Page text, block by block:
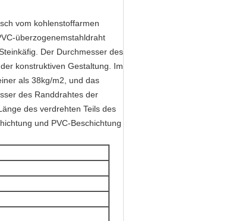
vom kohlenstoffarmen
überzogenemstahldraht
Der Durchmesser des
konstruktiven Gestaltung. Im
als 38kg/m2, und das
des Randdrahtes der
des verdrehten Teils des
und PVC-Beschichtung